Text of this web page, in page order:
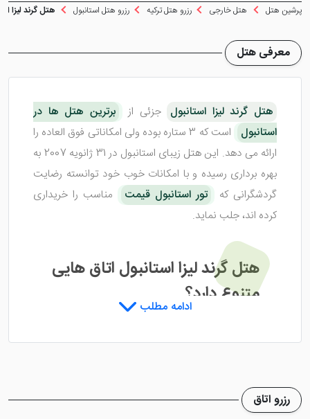
پرشین هتل
هتل خارجی رزرو هتل ترکیه رزرو هتل استانبول هتل گرند لیزا
معرفی هتل
هتل گرند لیزا استانبول جزئی از
برترین هتل ها در
استانبول
است که 3 ستاره بوده ولی امکاناتی فوق العاده را
ارائه می دهد. این هتل زیبای استانبول در 31 ژانویه 2007 به
بهره برداری رسیده و با امکانات خوب خود توانسته رضایت
گردشگرانی که
تور استانبول قیمت
مناسب را خریداری
کرده اند، جلب نماید.
هتل گرند لیزا استانبول اتاق هایی
متنوع دارد؟
هتل گرند لیزا استانبول از نظر تنوع اتاق ها بسیار ضعیف
داخل اتاق های هتل امکاناتی همچون سیستم تهویه
ادامه مطلب
رزرو اتاق